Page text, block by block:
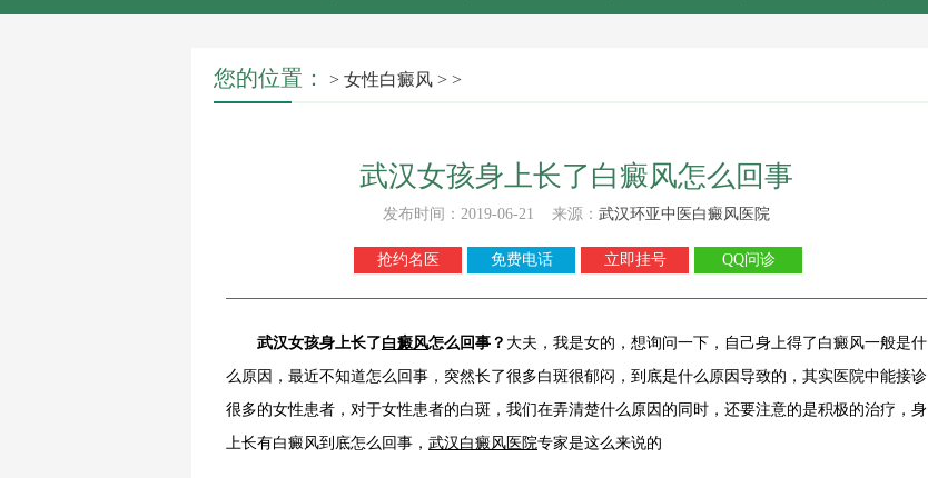
您的位置： > 女性白癜风 > >
武汉女孩身上长了白癜风怎么回事
发布时间：2019-06-21 来源： 武汉环亚中医白癜风医院
抢约名医 免费电话 立即挂号 QQ问诊
武汉女孩身上长了白癜风怎么回事？ 大夫，我是女的，想询问一下，自己身上得了白癜风一般是什
么原因，最近不知道怎么回事，突然长了很多白斑很郁闷，到底是什么原因导致的，其实医院中能接诊
很多的女性患者，对于女性患者的白斑，我们在弄清楚什么原因的同时，还要注意的是积极的治疗，身
上长有白癜风到底怎么回事， 武汉白癜风医院专家是这么来说的